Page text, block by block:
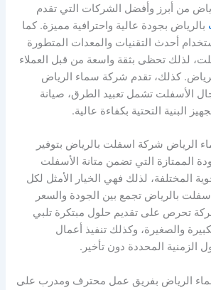
من أبرز وأفضل الشركات التي تقدم
بالرياض بجودة عالية واحترافية مميزة. كما
أحدث التقنيات والمعدات المتطورة
لذلك تحظى بثقة واسعة من قبل العملاء
كذلك، تقدم شركة سماء الرياض
الأسفلت تشمل تعبيد الطرق، صيانة
البنية التحتية بكفاءة عالية.
الرياض شركة اسفلت بالرياض بتوفير
الممتازة التي تضمن متانة الأسفلت
المختلفة، لذلك فهي الخيار الأمثل لكل
بالرياض تجمع بين الجودة والسعر
تحرص على تقديم حلول مبتكرة تلبي
والصغيرة، وكذلك تنفيذ أعمال
الزمنية المحددة دون تأخير.
الرياض بفريق عمل محترف ومدرب على